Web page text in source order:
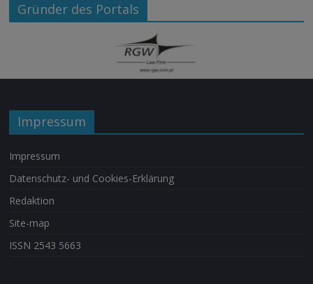
Gründer des Portals
Impressum
Impressum
Datenschutz- und Cookies-Erklärung
Redaktion
Site-map
ISSN 2543 5663